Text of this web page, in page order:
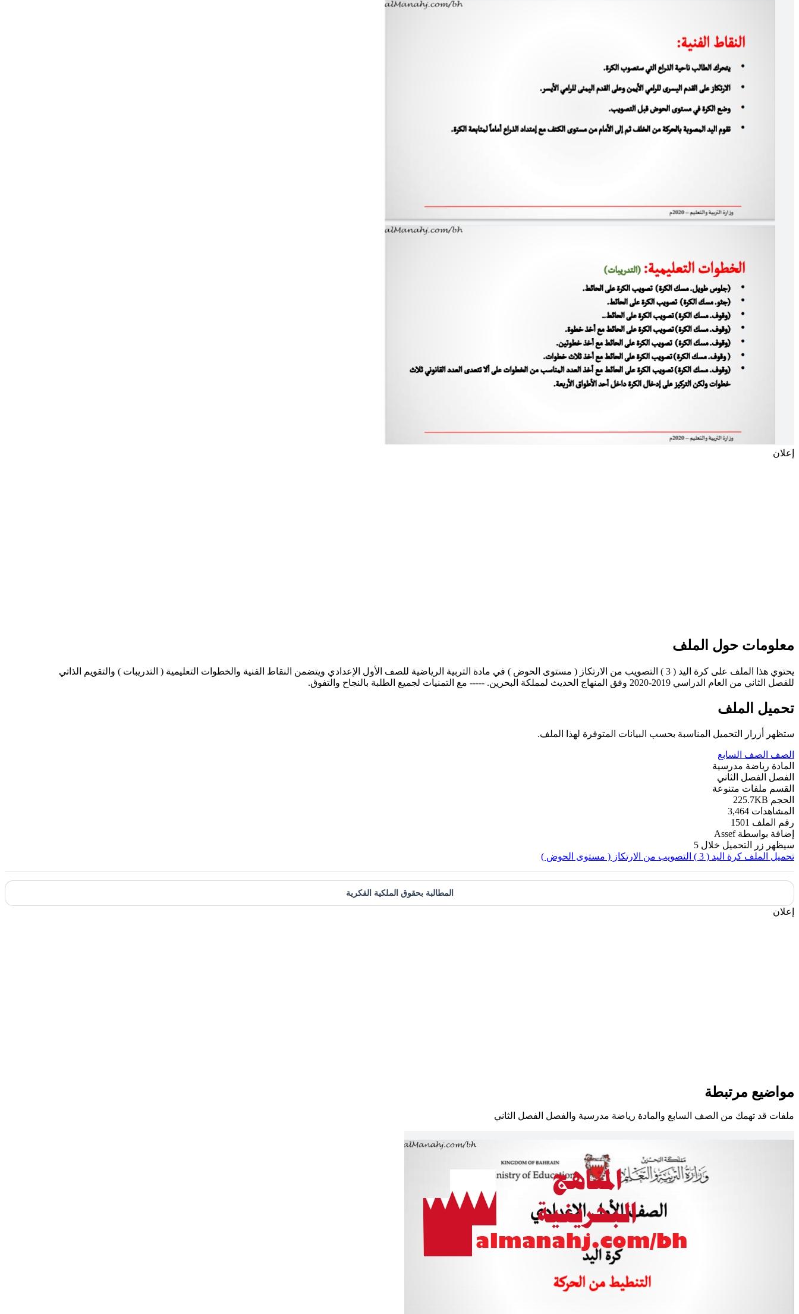
إعلان
معلومات حول الملف
يحتوي هذا الملف على كرة اليد ( 3 ) التصويب من الارتكاز ( مستوى الحوض ) في مادة التربية الرياضية للصف الأول الإعدادي ويتضمن النقاط الفنية والخطوات التعليمية ( التدريبات ) والتقويم الذاتي
للفصل الثاني من العام الدراسي 2019-2020 وفق المنهاج الحديث لمملكة البحرين. ----- مع التمنيات لجميع الطلبة بالنجاح والتفوق.
تحميل الملف
ستظهر أزرار التحميل المناسبة بحسب البيانات المتوفرة لهذا الملف.
الصف الصف السابع
المادة رياضة مدرسية
الفصل الفصل الثاني
القسم ملفات متنوعة
الحجم 225.7KB
المشاهدات 3,464
رقم الملف 1501
إضافة بواسطة Assef
سيظهر زر التحميل خلال 5
تحميل الملف كرة اليد ( 3 ) التصويب من الارتكاز ( مستوى الحوض )
المطالبة بحقوق الملكية الفكرية
إعلان
مواضيع مرتبطة
ملفات قد تهمك من الصف السابع والمادة رياضة مدرسية والفصل الفصل الثاني